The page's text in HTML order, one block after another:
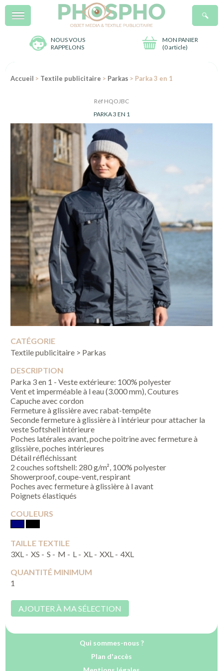
NOUS VOUS
RAPPELONS
MON PANIER
(0 article)
Menu
Accueil > Textile publicitaire > Parkas > Parka 3 en 1
Réf HQOJBC
PARKA 3 EN 1
CATÉGORIE
Textile publicitaire > Parkas
DESCRIPTION
Parka 3 en 1 - Veste extérieure: 100% polyester
Vent et imperméable à l eau (3.000 mm), Coutures
Capuche avec cordon
Fermeture à glissière avec rabat-tempête
Seconde fermeture à glissière à l intérieur pour attacher la
veste Softshell intérieure
Poches latérales avant, poche poitrine avec fermeture à
glissière, poches intérieures
Détail réfléchissant
2 couches softshell: 280 g/m², 100% polyester
Showerproof, coupe-vent, respirant
Poches avec fermeture à glissière à l avant
Poignets élastiqués
COULEURS
TAILLE TEXTILE
3XL - XS - S - M - L - XL - XXL - 4XL
QUANTITÉ MINIMUM
1
AJOUTER À MA SÉLECTION
Qui sommes-nous ?
Plan d'accès